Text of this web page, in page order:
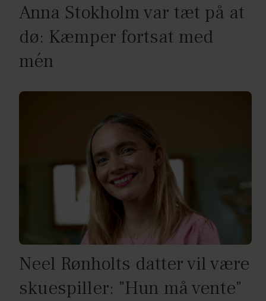
Anna Stokholm var tæt på at
dø: Kæmper fortsat med
mén
Neel Rønholts datter vil være
skuespiller: "Hun må vente"